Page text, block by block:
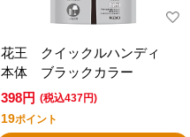
花王 クイックルハンディ
本体 ブラックカラー
398円 (税込437円)
19ポイント